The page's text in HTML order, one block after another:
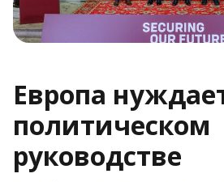
Европа
политическом
руководстве